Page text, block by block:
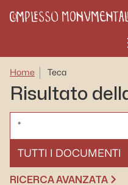
Home Teca
Risultato
SELEZIONA UN DOCUMENTO
RICERCA AVANZATA